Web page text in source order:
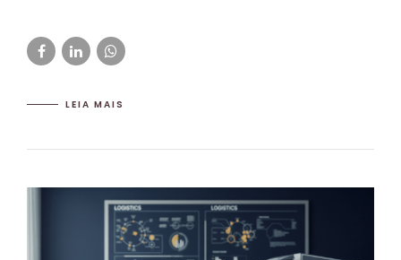
LEIA MAIS